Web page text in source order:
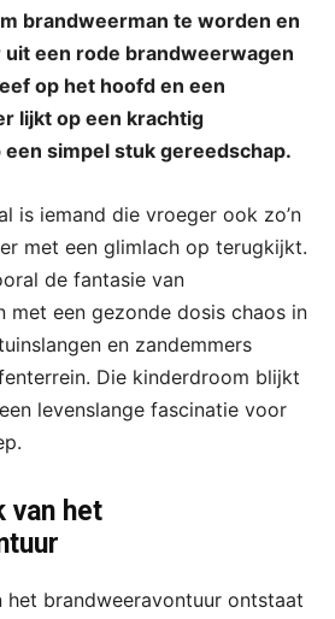
brandweerman te worden en
uit een rode brandweerwagen
op het hoofd en een
lijkt op een krachtig
simpel stuk gereedschap.
is iemand die vroeger ook zo’n
met een glimlach op terugkijkt.
de fantasie van
met een gezonde dosis chaos in
en zandemmers
Die kinderdroom blijkt
levenslange fascinatie voor
van het
het brandweeravontuur ontstaat